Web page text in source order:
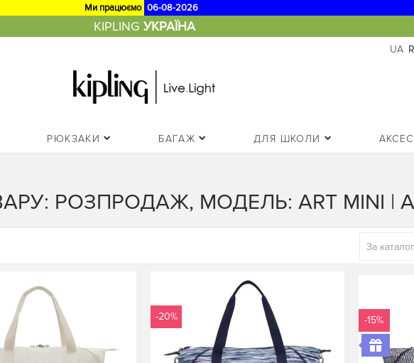
Ми працюємо 06-08-2026
KIPLING УКРАЇНА
UA
РЮКЗАКИ БАГАЖ ДЛЯ ШКОЛИ
РОЗПРОДАЖ, МОДЕЛЬ: ART MINI |
-20% -15%